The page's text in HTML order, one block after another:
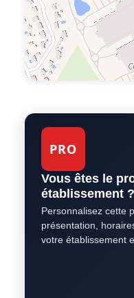
PRO
Vous êtes le
établissement ?
Personnalisez cette
présentation,
votre établissement